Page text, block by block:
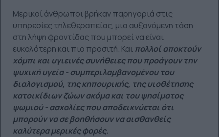
Μερικοί άνθρωποι βρήκαν παρηγοριά στις
υπηρεσίες τηλεθεραπείας, μια αυξανόμενη τάση
στη λήψη φροντίδας που μπορεί να είναι
ευκολότερη και πιο προσιτή. Και πολλοί αποκτούν
χόμπι και υγιεινές συνήθειες που προάγουν την
ψυχική υγεία - συμπεριλαμβανομένου του
διαλογισμού, της κηπουρικής, της υιοθέτησης
κατοικίδιων ζώων ακόμα και του ψησίματος
ψωμιού - ασχολίες που αποδεικνύεται ότι
μπορούν να σε βοηθήσουν να αισθανθείς
καλύτερα μερικές φορές.